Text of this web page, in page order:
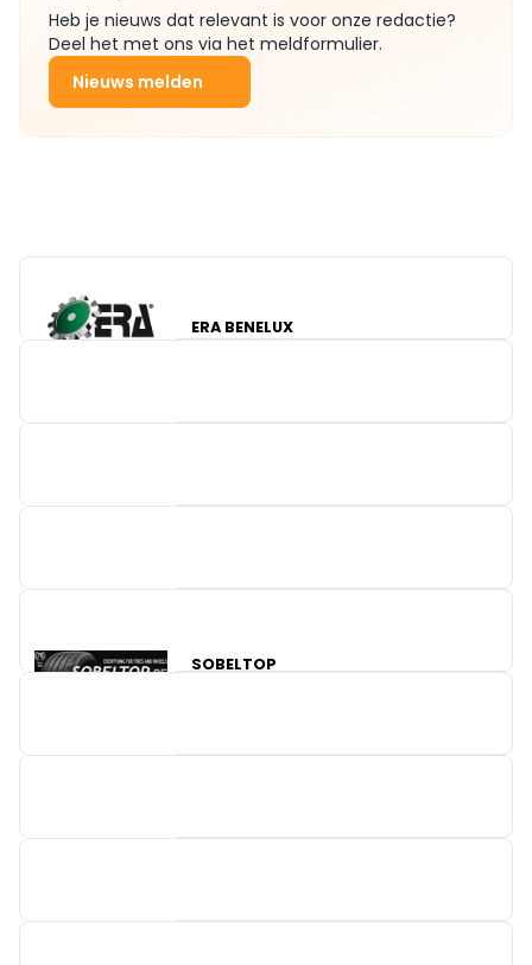
Heb je nieuws dat relevant is voor onze redactie?
Deel het met ons via het meldformulier.
Nieuws melden
ERA BENELUX
SOBELTOP